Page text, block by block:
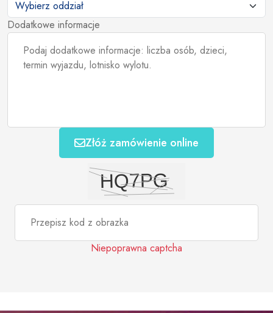
Dodatkowe informacje
Złóż zamówienie online
Niepoprawna captcha